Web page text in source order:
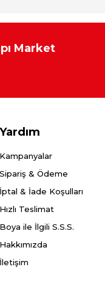
Market
Yardım
Kampanyalar
Sipariş & Ödeme
İptal & İade Koşulları
Hızlı Teslimat
Boya ile İlgili S.S.S.
Hakkımızda
İletişim